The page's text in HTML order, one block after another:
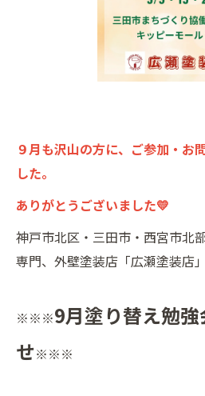
９月も沢山の方に、ご参加・お
した。
ありがとうございました💛
神戸市北区・三田市・西宮市北
専門、外壁塗装店「広瀬塗装店
※※※9月塗り替え勉
せ※※※